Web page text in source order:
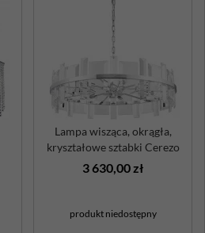
Lampa wisząca, okrągła,
kryształowe sztabki Cerezo
Maytoni
3 630,00 zł
produkt niedostępny